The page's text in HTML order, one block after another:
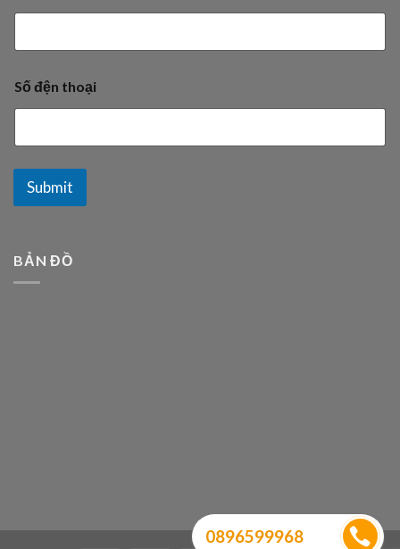
Số đện thoại
Submit
BẢN ĐỒ
0896599968